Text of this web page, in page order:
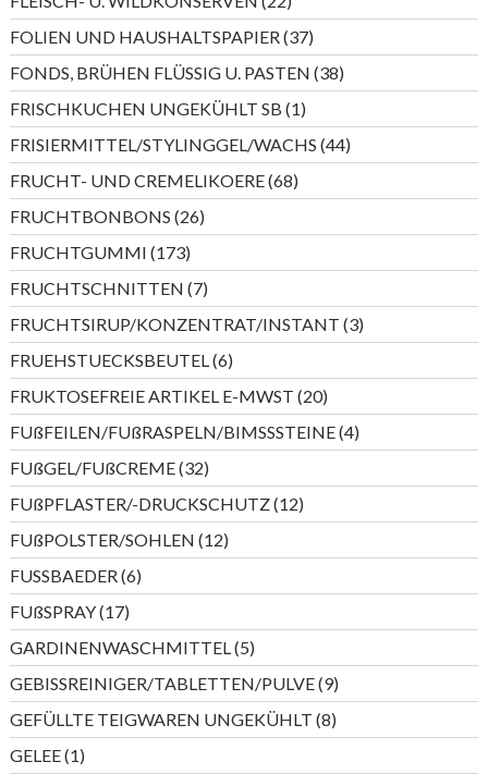
Produkte
FOLIEN UND HAUSHALTSPAPIER 3737
Produkte
FONDS, BRÜHEN FLÜSSIG U. PASTEN 3838
Produkte
FRISCHKUCHEN UNGEKÜHLT SB 11
Produkt
FRISIERMITTEL/STYLINGGEL/WACHS 4444
Produkte
FRUCHT- UND CREMELIKOERE 6868
Produkte
FRUCHTBONBONS 2626
Produkte
FRUCHTGUMMI 173173
Produkte
FRUCHTSCHNITTEN 77
Produkte
FRUCHTSIRUP/KONZENTRAT/INSTANT 33
Produkte
FRUEHSTUECKSBEUTEL 66
Produkte
FRUKTOSEFREIE ARTIKEL E-MWST 2020
Produkte
FUßFEILEN/FUßRASPELN/BIMSSSTEINE 44
Produkte
FUßGEL/FUßCREME 3232
Produkte
FUßPFLASTER/-DRUCKSCHUTZ 1212
Produkte
FUßPOLSTER/SOHLEN 1212
Produkte
FUSSBAEDER 66
Produkte
FUßSPRAY 1717
Produkte
GARDINENWASCHMITTEL 55
Produkte
GEBISSREINIGER/TABLETTEN/PULVE 99
Produkte
GEFÜLLTE TEIGWAREN UNGEKÜHLT 88
Produkte
GELEE 11